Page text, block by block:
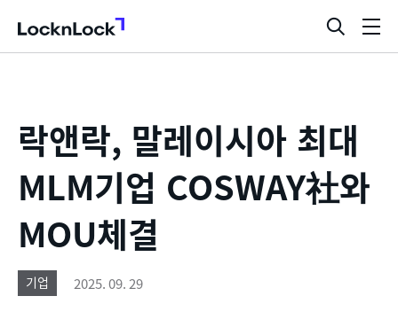
LocknLock
검
색
락앤락, 말레이시아 최대
MLM기업 COSWAY社와
MOU체결
기업 2025. 09. 29